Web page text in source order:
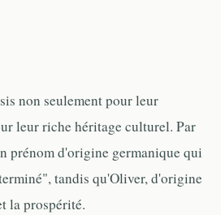
non seulement pour leur
leur riche héritage culturel. Par
prénom d'origine germanique qui
tandis qu'Oliver, d'origine
la prospérité.